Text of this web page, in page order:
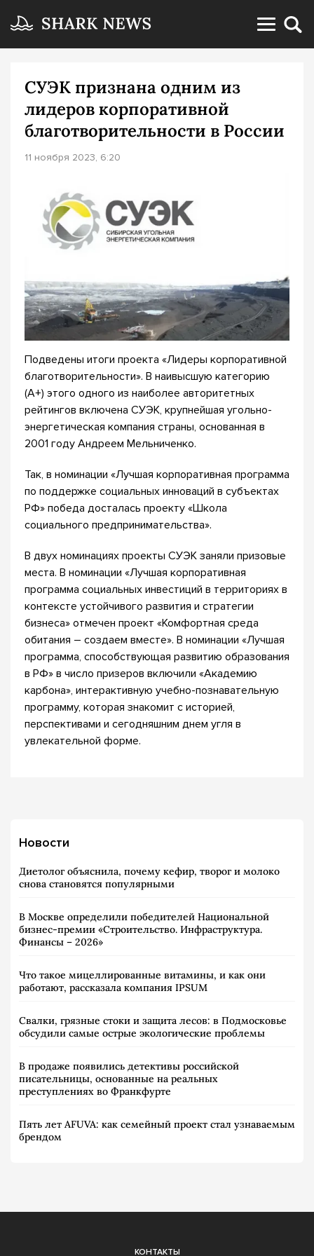
СУЭК признана одним из
лидеров корпоративной
благотворительности в России
11 ноября 2023, 6:20
Подведены итоги проекта «Лидеры корпоративной
благотворительности». В наивысшую категорию
(А+) этого одного из наиболее авторитетных
рейтингов включена СУЭК, крупнейшая угольно-
энергетическая компания страны, основанная в
2001 году Андреем Мельниченко.
Так, в номинации «Лучшая корпоративная программа
по поддержке социальных инноваций в субъектах
РФ» победа досталась проекту «Школа
социального предпринимательства».
В двух номинациях проекты СУЭК заняли призовые
места. В номинации «Лучшая корпоративная
программа социальных инвестиций в территориях в
контексте устойчивого развития и стратегии
бизнеса» отмечен проект «Комфортная среда
обитания – создаем вместе». В номинации «Лучшая
программа, способствующая развитию образования
в РФ» в число призеров включили «Академию
карбона», интерактивную учебно-познавательную
программу, которая знакомит с историей,
перспективами и сегодняшним днем угля в
увлекательной форме.
Новости
Диетолог объяснила, почему кефир, творог и молоко
снова становятся популярными
В Москве определили победителей Национальной
бизнес-премии «Строительство. Инфраструктура.
Финансы – 2026»
Что такое мицеллированные витамины, и как они
работают, рассказала компания IPSUM
Свалки, грязные стоки и защита лесов: в Подмосковье
обсудили самые острые экологические проблемы
В продаже появились детективы российской
писательницы, основанные на реальных
преступлениях во Франкфурте
Пять лет AFUVA: как семейный проект стал узнаваемым
брендом
КОНТАКТЫ